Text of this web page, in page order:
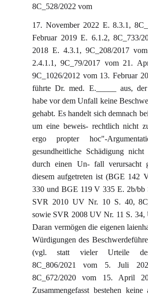
8C_528/2022 vom
17. November 2022 E. 8.3.1,
Februar 2019 E. 6.1.2, 8C_733/
2018 E. 4.3.1, 9C_208/2017
2.4.1.1, 9C_79/2017 vom 21.
9C_1026/2012 vom 13. Februar
führte Dr. med. E._____ aus, der
habe vor dem Unfall keine
gehabt. Es handelt sich demnach
um eine beweis- rechtlich nicht
ergo propter hoc"-
gesundheitliche Schädigung
durch einen Un- fall verursacht
diesem aufgetreten ist (BGE 142
330 und BGE 119 V 335 E. 2b/bb
SVR 2010 UV Nr. 10 S. 40,
sowie SVR 2008 UV Nr. 11 S. 34,
Daran vermögen die eigenen
Würdigungen des
(vgl. statt vieler Urteile des
8C_806/2021 vom 5. Juli
8C_672/2020 vom 15. April
Zusammengefasst bestehen